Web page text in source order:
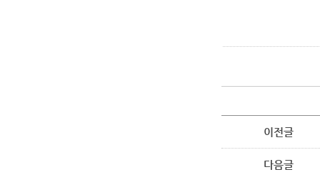
이전글
다음글